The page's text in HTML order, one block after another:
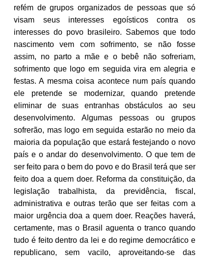
refém de grupos organizados de pessoas que só
visam seus interesses egoísticos contra os
interesses do povo brasileiro. Sabemos que todo
nascimento vem com sofrimento, se não fosse
assim, no parto a mãe e o bebê não sofreriam,
sofrimento que logo em seguida vira em alegria e
festas. A mesma coisa acontece num país quando
ele pretende se modernizar, quando pretende
eliminar de suas entranhas obstáculos ao seu
desenvolvimento. Algumas pessoas ou grupos
sofrerão, mas logo em seguida estarão no meio da
maioria da população que estará festejando o novo
país e o andar do desenvolvimento. O que tem de
ser feito para o bem do povo e do Brasil terá que ser
feito doa a quem doer. Reforma da constituição, da
legislação trabalhista, da previdência, fiscal,
administrativa e outras terão que ser feitas com a
maior urgência doa a quem doer. Reações haverá,
certamente, mas o Brasil aguenta o tranco quando
tudo é feito dentro da lei e do regime democrático e
republicano, sem vacilo, aproveitando-se das